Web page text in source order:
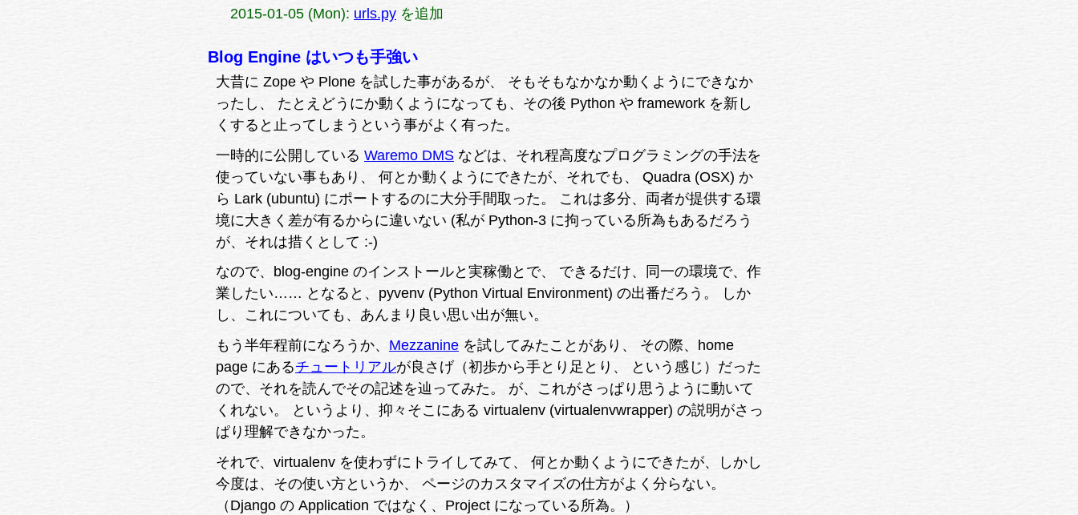
2015-01-05 (Mon): urls.py を追加
Blog Engine はいつも手強い
大昔に Zope や Plone を試した事があるが、 そもそもなかなか動くようにできなか
ったし、 たとえどうにか動くようになっても、その後 Python や framework を新し
くすると止ってしまうという事がよく有った。
一時的に公開している Waremo DMS などは、それ程高度なプログラミングの手法を
使っていない事もあり、 何とか動くようにできたが、それでも、 Quadra (OSX) か
ら Lark (ubuntu) にポートするのに大分手間取った。 これは多分、両者が提供する環
境に大きく差が有るからに違いない (私が Python-3 に拘っている所為もあるだろう
が、それは措くとして :-)
なので、blog-engine のインストールと実稼働とで、 できるだけ、同一の環境で、作
業したい…… となると、pyvenv (Python Virtual Environment) の出番だろう。 しか
し、これについても、あんまり良い思い出が無い。
もう半年程前になろうか、 Mezzanine を試してみたことがあり、 その際、home
page にあるチュートリアルが良さげ（初歩から手とり足とり、 という感じ）だった
ので、それを読んでその記述を辿ってみた。 が、これがさっぱり思うように動いて
くれない。 というより、抑々そこにある virtualenv (virtualenvwrapper) の説明がさっ
ぱり理解できなかった。
それで、virtualenv を使わずにトライしてみて、 何とか動くようにできたが、しかし
今度は、その使い方というか、 ページのカスタマイズの仕方がよく分らない。
（Django の Application ではなく、Project になっている所為。）